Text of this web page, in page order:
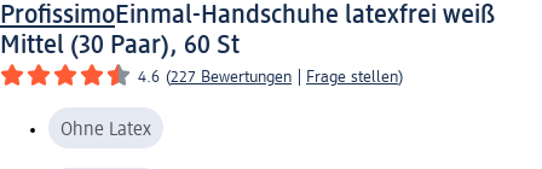
ProfissimoEinmal-Handschuhe latexfrei weiß
Mittel (30 Paar), 60 St
4.6 (227 Bewertungen Frage stellen)
Ohne Latex